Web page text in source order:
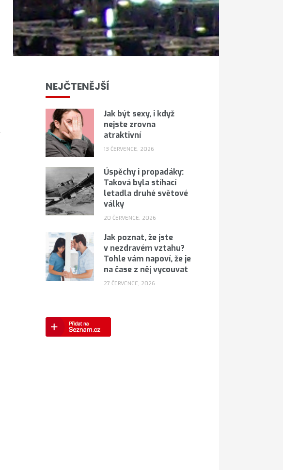
NEJČTENĚJŠÍ
Jak být sexy, i když
nejste zrovna
atraktivní
13 ČERVENCE, 2026
Úspěchy i propadáky:
Taková byla stíhací
letadla druhé světové
války
20 ČERVENCE, 2026
Jak poznat, že jste
v nezdravém vztahu?
Tohle vám napoví, že je
na čase z něj vycouvat
27 ČERVENCE, 2026